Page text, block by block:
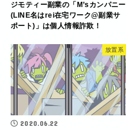
ジモティー副業の「M’sカンパニー
(LINE名はrei在宅ワーク@副業サ
ポート)」は個人情報詐欺！
放置系
2020.06.22